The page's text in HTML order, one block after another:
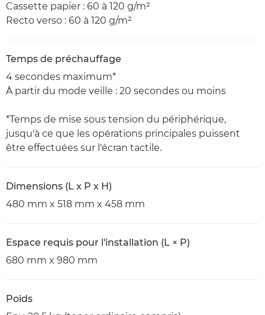
Cassette papier : 60 à 120 g/m²
Recto verso : 60 à 120 g/m²
Temps de préchauffage
4 secondes maximum*
À partir du mode veille : 20 secondes ou moins
*Temps de mise sous tension du périphérique,
jusqu'à ce que les opérations principales puissent
être effectuées sur l'écran tactile.
Dimensions (L x P x H)
480 mm x 518 mm x 458 mm
Espace requis pour l'installation (L × P)
680 mm x 980 mm
Poids